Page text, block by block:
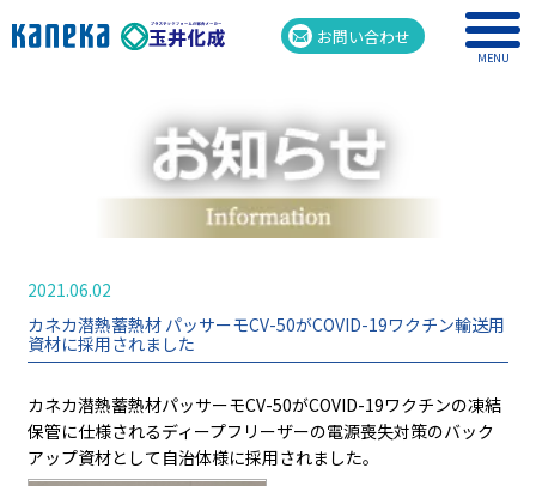
お問い合わせ
MENU
2021.06.02
カネカ潜熱蓄熱材 パッサーモCV-50がCOVID-19ワクチン輸送用
資材に採用されました
カネカ潜熱蓄熱材パッサーモCV-50がCOVID-19ワクチンの凍結
保管に仕様されるディープフリーザーの電源喪失対策のバック
アップ資材として自治体様に採用されました。